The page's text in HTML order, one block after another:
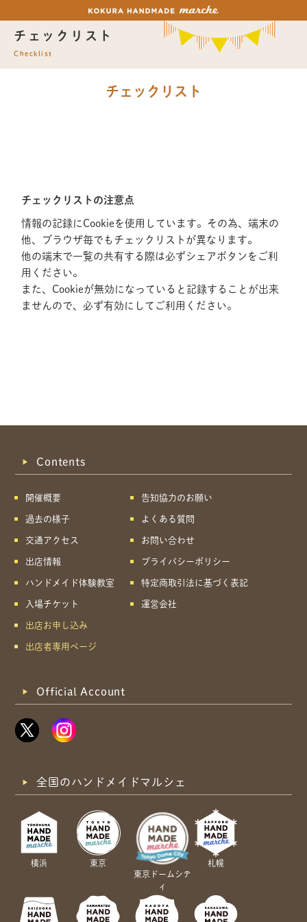
チェックリスト
Checklist
チェックリスト
チェックリストの注意点
情報の記録にCookieを使用しています。その為、端末の
他、ブラウザ毎でもチェックリストが異なります。
他の端末で一覧の共有する際は必ずシェアボタンをご利
用ください。
また、Cookieが無効になっていると記録することが出来
ませんので、必ず有効にしてご利用ください。
共有方法を選択
Contents
開催概要
過去の様子
交通アクセス
出店情報
ハンドメイド体験教室
入場チケット
出店お申し込み
出店者専用ページ
告知協力のお願い
よくある質問
お問い合わせ
プライバシーポリシー
特定商取引法に基づく表記
運営会社
Official Account
全国のハンドメイドマルシェ
横浜
東京
東京ドームシテ
ィ
札幌